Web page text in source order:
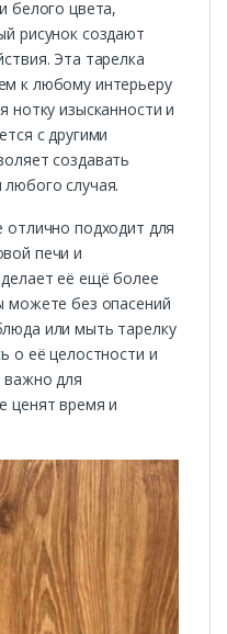
белого цвета,
рисунок создают
Эта тарелка
к любому интерьеру
нотку изысканности и
с другими
создавать
случая.
подходит для
печи и
её ещё более
можете без опасений
или мыть тарелку
о её целостности и
для
ценят время и